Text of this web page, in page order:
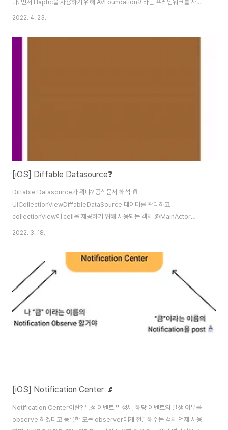
다. 먼저 Haptic을 사용하기 위해 AVFoundation이라는 프레임워크를 사용
할겁니다. 📄 AVFoundation iOS, tvOS, macOS를 위한 미디어 프레임워
디어 처리 작업을 수행할 수 있습니다. 주로 미디어 재생 기능에 많이 사용된다
2022. 4. 23.
[iOS] Diffable Datasource❓
Diffable Datasource가 뭐냐? 공식문서 해석 📄
UICollectionViewDiffableDataSource 데이터를 관리하고
collectionView에 cell을 제공하기 위해 사용되는 객체 @MainActor
class UICollectionViewDiffableDataSource : NSObject where
collection view의 데이터와 UI 업데이트 관리를 더 간단하고 효율적인 방법
으로 제공합니다. 또한 기존의 UICollectionViewDataSource의 프로토콜
을 따르고 있기 때문에 해당 프로토콜의 메소드를 전부 실행할 수 있습니다.
collecti..
2022. 3. 18.
[iOS] Notification Center 📡
Notification Center이란? 특정 이벤트 발생시, 해당 이벤트의 발생 여부를
observe 하겠다고 등록한 모든 observer에게 전달해주는 객체 언제 사용